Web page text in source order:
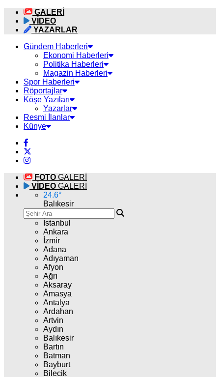
GALERİ
VİDEO
YAZARLAR
Gündem Haberleri
Ekonomi Haberleri
Politika Haberleri
Magazin Haberleri
Spor Haberleri
Röportajlar
Köşe Yazıları
Yazarlar
Resmi İlanlar
Künye
FOTO GALERİ
VİDEO GALERİ
24.6°
Balıkesir
İstanbul
Ankara
İzmir
Adana
Adıyaman
Afyon
Ağrı
Aksaray
Amasya
Antalya
Ardahan
Artvin
Aydın
Balıkesir
Bartın
Batman
Bayburt
Bilecik